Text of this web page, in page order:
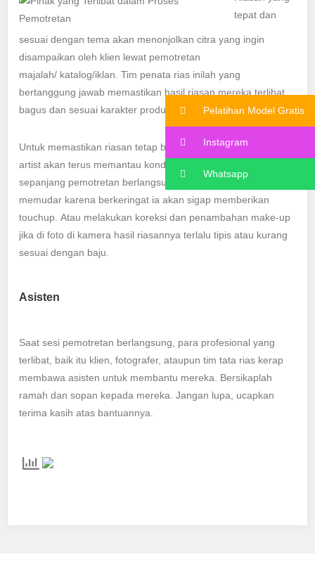
tepat dan
sesuai dengan tema akan menonjolkan citra yang ingin
disampaikan oleh klien lewat pemotretan
majalah/ katalog/iklan. Tim penata rias inilah yang
bertanggung jawab memastikan hasil riasan mereka terlihat
bagus dan sesuai karakter produk yang ditampilkan.
Untuk memastikan riasan tetap bagus seperti awal, make-up
artist akan terus memantau kondisi wajah sang model
sepanjang pemotretan berlangsung. Jikariasan mulai
memudar karena berkeringat ia akan sigap memberikan
touchup. Atau melakukan koreksi dan penambahan make-up
jika di foto di kamera hasil riasannya terlalu tipis atau kurang
sesuai dengan baju.
Asisten
Saat sesi pemotretan berlangsung, para profesional yang
terlibat, baik itu klien, fotografer, ataupun tim tata rias kerap
membawa asisten untuk membantu mereka. Bersikaplah
ramah dan sopan kepada mereka. Jangan lupa, ucapkan
terima kasih atas bantuannya.
Pelatihan Model Gratis
Instagram
Whatsapp